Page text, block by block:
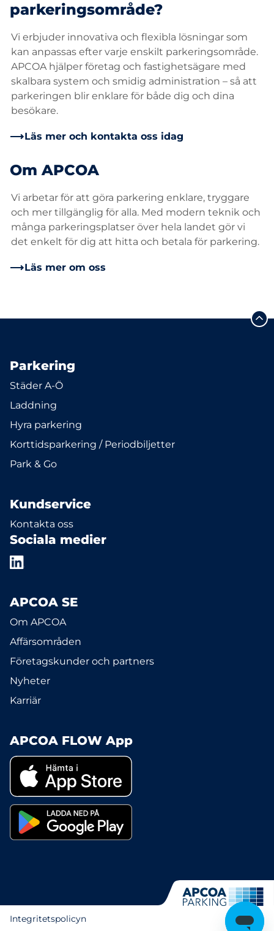
parkeringsområde?
Vi erbjuder innovativa och flexibla lösningar som
kan anpassas efter varje enskilt parkeringsområde.
APCOA hjälper företag och fastighetsägare med
skalbara system och smidig administration – så att
parkeringen blir enklare för både dig och dina
besökare.
Läs mer och kontakta oss idag
Om APCOA
Vi arbetar för att göra parkering enklare, tryggare
och mer tillgänglig för alla. Med modern teknik och
många parkeringsplatser över hela landet gör vi
det enkelt för dig att hitta och betala för parkering.
Läs mer om oss
Parkering
Städer A-Ö
Laddning
Hyra parkering
Korttidsparkering / Periodbiljetter
Park & Go
Kundservice
Kontakta oss
Sociala medier
APCOA SE
Om APCOA
Affärsområden
Företagskunder och partners
Nyheter
Karriär
APCOA FLOW App
Integritetspolicyn